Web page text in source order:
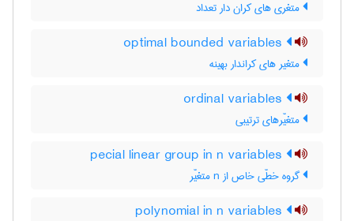
متغری های کران دار تعداد
متغیر های کراندار بهینه
متغیّرهای ترتیبی
گروه خطّی خاص از n متغیّر